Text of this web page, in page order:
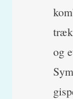
og